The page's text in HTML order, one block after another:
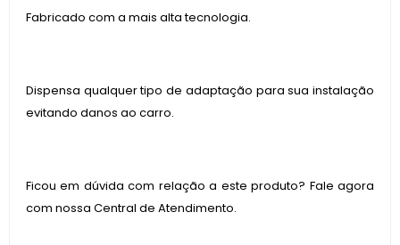
Fabricado com a mais alta tecnologia.
Dispensa qualquer tipo de adaptação para sua instalação
evitando danos ao carro.
Ficou em dúvida com relação a este produto? Fale agora
com nossa Central de Atendimento.